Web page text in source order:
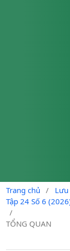
Trang chủ /
Tập 24 Số 6
/
TỔNG QUAN